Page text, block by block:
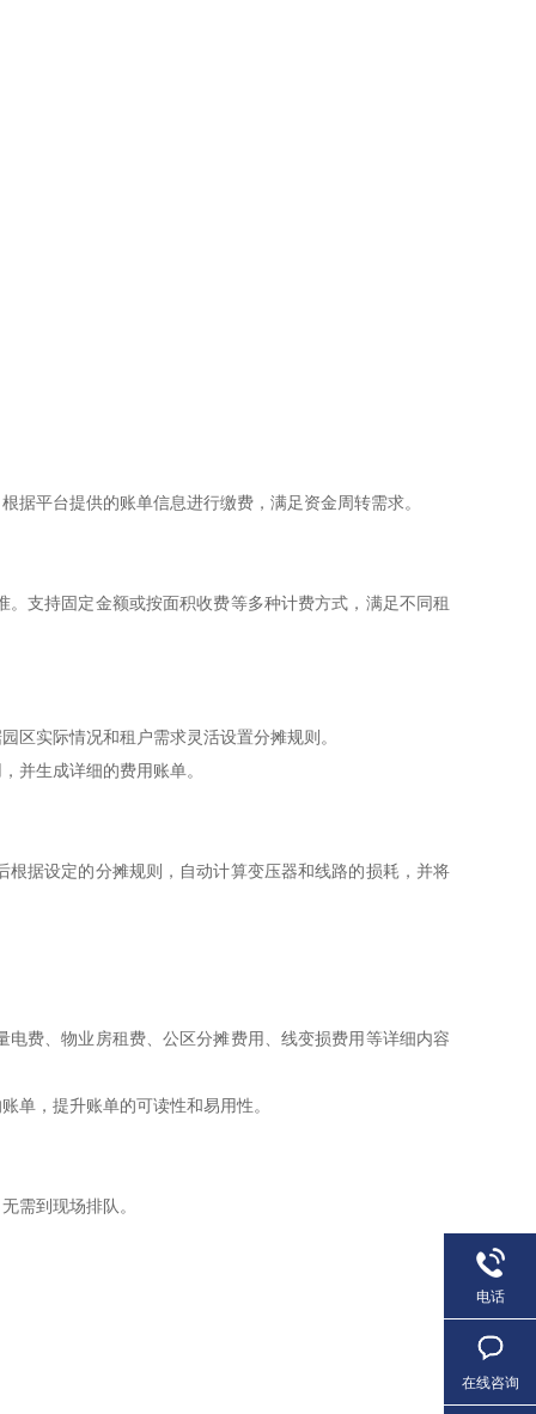
据平台提供的账单信息进行缴费，满足资金周转需求。
支持固定金额或按面积收费等多种计费方式，满足不同租
区实际情况和租户需求灵活设置分摊规则。
并生成详细的费用账单。
据设定的分摊规则，自动计算变压器和线路的损耗，并将
费、物业房租费、公区分摊费用、线变损费用等详细内容
单，提升账单的可读性和易用性。
需到现场排队。
电话
在线咨询